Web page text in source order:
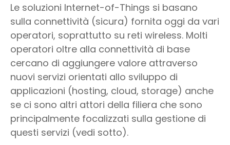
Le soluzioni Internet-of-Things si basano
sulla connettività (sicura) fornita oggi da vari
operatori, soprattutto su reti wireless. Molti
operatori oltre alla connettività di base
cercano di aggiungere valore attraverso
nuovi servizi orientati allo sviluppo di
applicazioni (hosting, cloud, storage) anche
se ci sono altri attori della filiera che sono
principalmente focalizzati sulla gestione di
questi servizi (vedi sotto).